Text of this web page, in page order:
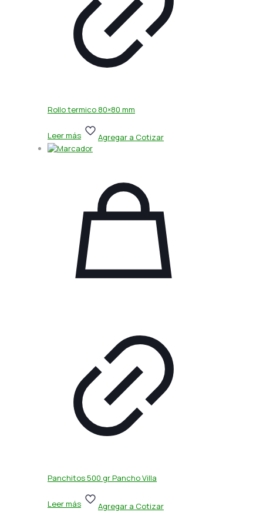
Rollo termico 80×80 mm
Leer más Agregar a Cotizar
Panchitos 500 gr Pancho Villa
Leer más Agregar a Cotizar